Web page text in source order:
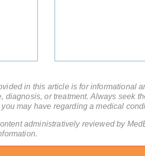
in this article is for informational
diagnosis, or treatment. Always seek
may have regarding a medical
administratively reviewed by